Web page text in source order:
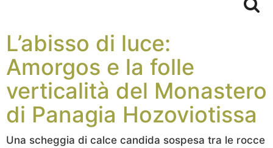
L’abisso di luce:
Amorgos e la folle
verticalità del Monastero
di Panagia Hozoviotissa
Una scheggia di calce candida sospesa tra le rocce